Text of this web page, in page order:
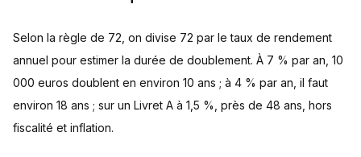
Selon la règle de 72, on divise 72 par le taux de rendement
annuel pour estimer la durée de doublement. À 7 % par an, 10
000 euros doublent en environ 10 ans ; à 4 % par an, il faut
environ 18 ans ; sur un Livret A à 1,5 %, près de 48 ans, hors
fiscalité et inflation.